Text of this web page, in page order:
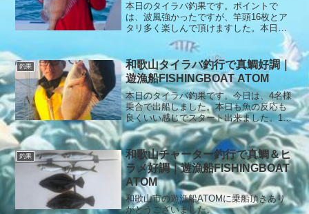
本日のタイラバ釣果です。ポイントで
は、波風強かったですが、竿頭16枚とア
タリ多く楽しんで頂けますした。本日も
ありがとうございました。
釣果
和歌山タイラバ釣行で真鯛好調｜
遊漁船FISHINGBOAT ATOM
本日のタイラバ釣果です。今日は、4名様
乗合で出船しました。本日も魚の反応も
良くいい感じでスタート出来ました。1流
しから連続ヒット、2流で全員つれて10連
打でゴールデンタイム終了その後は、ポ
ツポツ釣れましたが、今年最後の白甘鯛
を狙いにポイント移動しましたが、波高
くしばらく頑張りましたが危険なので終
了しました。本日もありがとうございま
した。
釣果
和歌山チャーター釣行で真鯛＆ヒ
ラメ好調｜遊漁船FISHINGBOAT
ATOM
和歌山市の遊漁船ATOMに乗船頂きあり
がとうございました。